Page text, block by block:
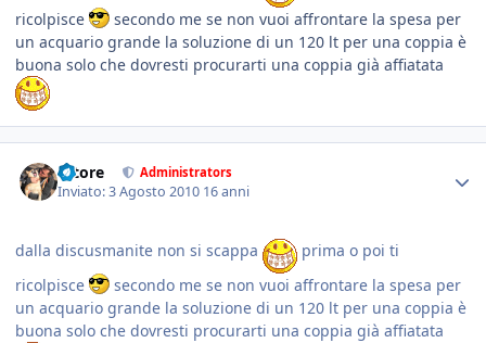
ricolpisce
secondo me se non vuoi affrontare la spesa per
un acquario grande la soluzione di un 120 lt per una coppia è
buona solo che dovresti procurarti una coppia già affiatata
tatore Administrators
Inviato:3 Agosto 2010 16 anni
dalla discusmanite non si scappa
prima o poi ti
ricolpisce
secondo me se non vuoi affrontare la spesa per
un acquario grande la soluzione di un 120 lt per una coppia è
buona solo che dovresti procurarti una coppia già affiatata